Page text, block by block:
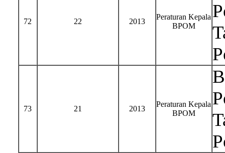
72 22 2013
Peraturan Kepala
BPOM
73 21 2013
Peraturan Kepala
BPOM